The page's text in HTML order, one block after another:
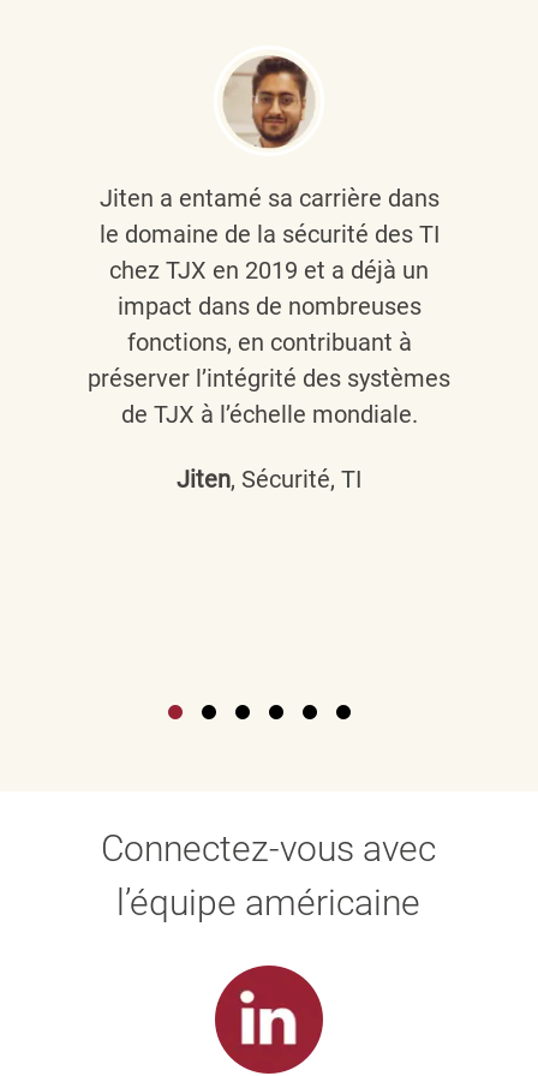
Jiten a entamé sa carrière dans
le domaine de la sécurité des TI
chez TJX en 2019 et a déjà un
impact dans de nombreuses
fonctions, en contribuant à
préserver l’intégrité des systèmes
de TJX à l’échelle mondiale.
Jiten, Sécurité, TI
Connectez-vous avec
l’équipe américaine